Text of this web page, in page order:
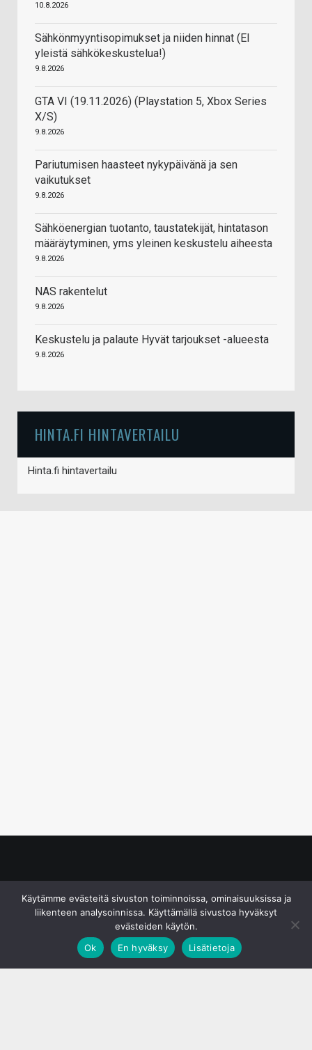
10.8.2026
Sähkönmyyntisopimukset ja niiden hinnat (EI
yleistä sähkökeskustelua!)
9.8.2026
GTA VI (19.11.2026) (Playstation 5, Xbox Series
X/S)
9.8.2026
Pariutumisen haasteet nykypäivänä ja sen
vaikutukset
9.8.2026
Sähköenergian tuotanto, taustatekijät, hintatason
määräytyminen, yms yleinen keskustelu aiheesta
9.8.2026
NAS rakentelut
9.8.2026
Keskustelu ja palaute Hyvät tarjoukset -alueesta
9.8.2026
HINTA.FI HINTAVERTAILU
Hinta.fi hintavertailu
Käytämme evästeitä sivuston toiminnoissa, ominaisuuksissa ja
liikenteen analysoinnissa. Käyttämällä sivustoa hyväksyt
evästeiden käytön.
Ok
En hyväksy Lisätietoja